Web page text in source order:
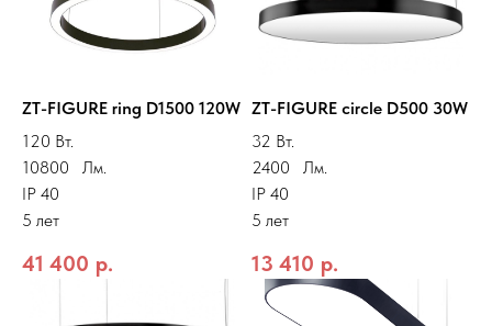
ZT-FIGURE ring D1500 120W
120 Вт.
10800 Лм.
IP 40
5 лет
41 400 р.
ZT-FIGURE circle D500 30W
32 Вт.
2400 Лм.
IP 40
5 лет
13 410 р.